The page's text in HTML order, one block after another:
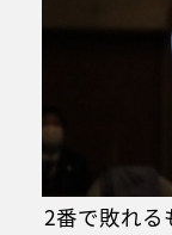
2番で敗れる